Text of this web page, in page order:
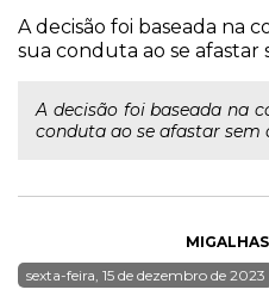
A decisão foi baseada na
sua conduta ao se afastar
A decisão foi baseada na
conduta ao se afastar sem
sexta-feira, 15 de dezembro de 2023